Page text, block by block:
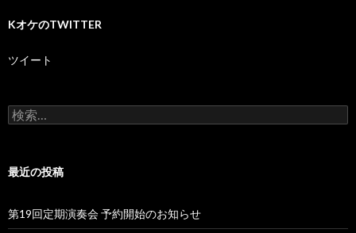
KオケのTWITTER
ツイート
検
索:
最近の投稿
第19回定期演奏会 予約開始のお知らせ